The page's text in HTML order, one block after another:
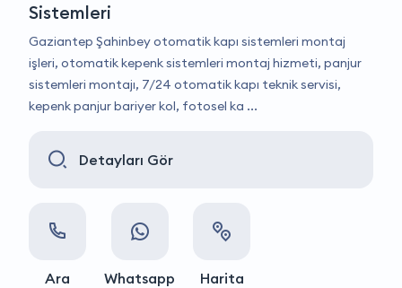
Sistemleri
Gaziantep Şahinbey otomatik kapı sistemleri montaj
işleri, otomatik kepenk sistemleri montaj hizmeti, panjur
sistemleri montajı, 7/24 otomatik kapı teknik servisi,
kepenk panjur bariyer kol, fotosel ka ...
Detayları Gör
Ara Whatsapp Harita